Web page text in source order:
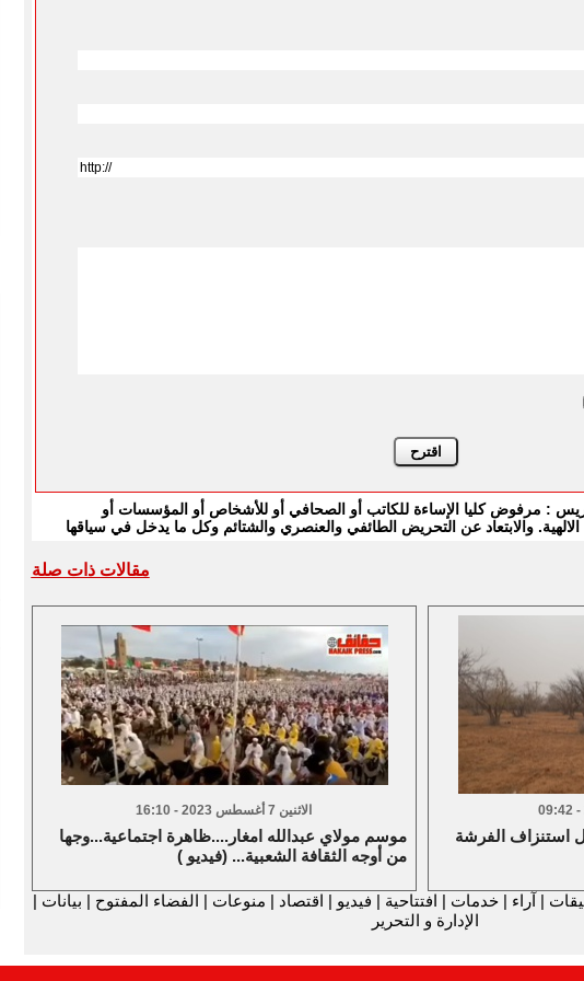
: مرفوض كليا الإساءة للكاتب أو الصحافي أو للأشخاص أو المؤسسات أو
والابتعاد عن التحريض الطائفي والعنصري والشتائم وكل ما يدخل في سياقها
مقالات ذات صلة
الاثنين 7 أغسطس 2023 - 16:10
موسم مولاي عبدالله امغار....ظاهرة اجتماعية...وجها
من أوجه الثقافة الشعبية... (فيديو )
استنزاف الفرشة
| آراء |خدمات | افتتاحية | فيديو | اقتصاد | منوعات | الفضاء المفتوح | بيانات |
الإدارة و التحرير